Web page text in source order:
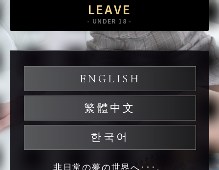
LEAVE
- UNDER 18 -
ENGLISH
繁體中文
한국어
非日常の夢の世界へ･･･。